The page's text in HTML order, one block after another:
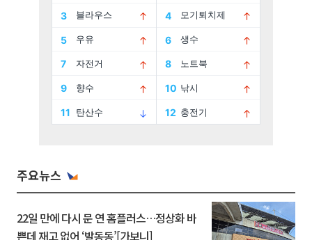
주요뉴스
22일 만에 다시 문 연 홈플러스…정상화 바
쁜데 재고 없어 ‘발동동’[가보니]